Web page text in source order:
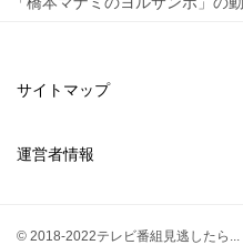
サイトマップ
運営者情報
© 2018-2022テレビ番組見逃したら...